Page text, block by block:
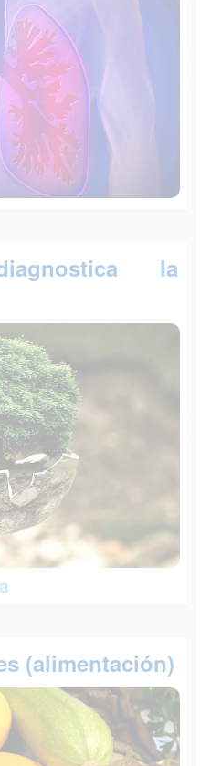
la
(alimentación)